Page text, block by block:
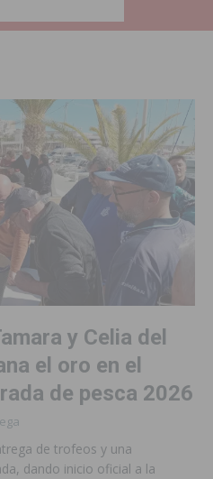
y Celia del
el oro en el
de pesca 2026
de trofeos y una
dando inicio oficial a la